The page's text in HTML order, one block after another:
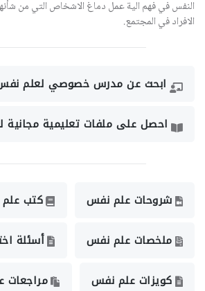
النفس في فهم الية عمل دماغ الاشخاص التي من
الافراد في المجتمع.
ابحث عن مدرس خصوصي لعلم
احصل على ملفات تعليمية
شروحات علم نفس كتب
ملخصات علم نفس أسئلة
كويزات علم نفس